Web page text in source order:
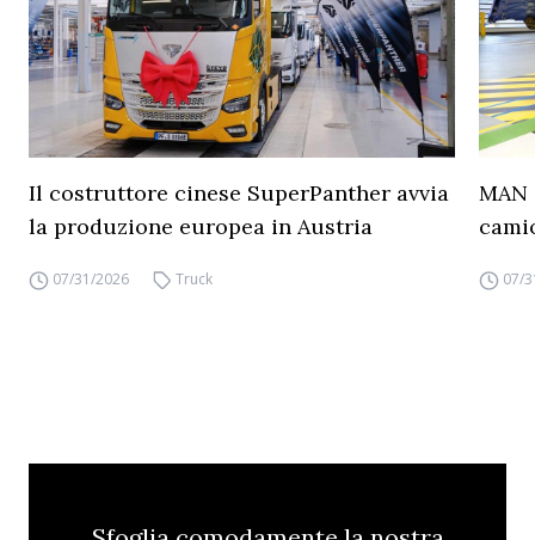
Il costruttore cinese SuperPanther avvia
la produzione europea in Austria
07/31/2026 Truck 07/